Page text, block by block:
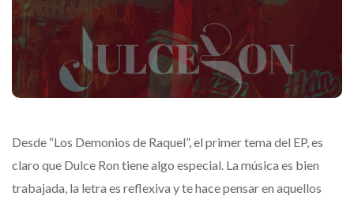
Desde “Los Demonios de Raquel”, el primer tema del EP, es
claro que Dulce Ron tiene algo especial. La música es bien
trabajada, la letra es reflexiva y te hace pensar en aquellos